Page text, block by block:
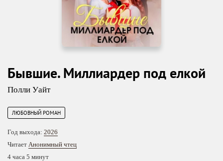
Бывшие. Миллиардер под елкой
Полли Уайт
ЛЮБОВНЫЙ РОМАН
Год выхода: 2026
Читает Анонимный чтец
4 часа 5 минут